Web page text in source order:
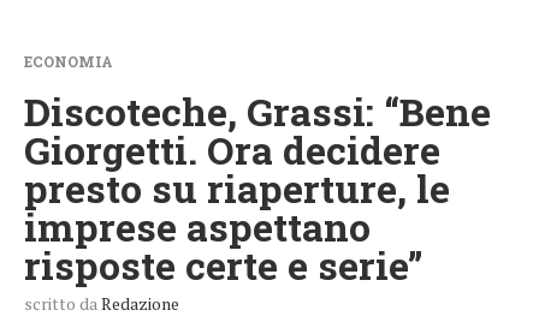
ECONOMIA
Discoteche, Grassi: “Bene
Giorgetti. Ora decidere
presto su riaperture, le
imprese aspettano
risposte certe e serie”
scritto da Redazione